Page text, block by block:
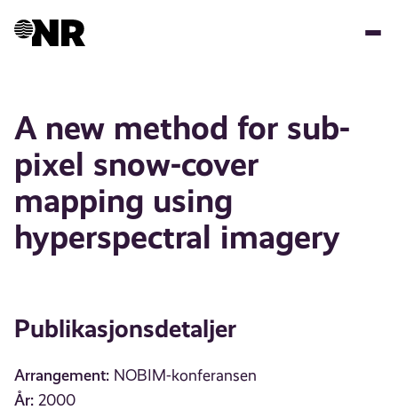
A new method for sub-
pixel snow-cover
mapping using
hyperspectral imagery
Publikasjonsdetaljer
Arrangement: NOBIM-konferansen
År: 2000